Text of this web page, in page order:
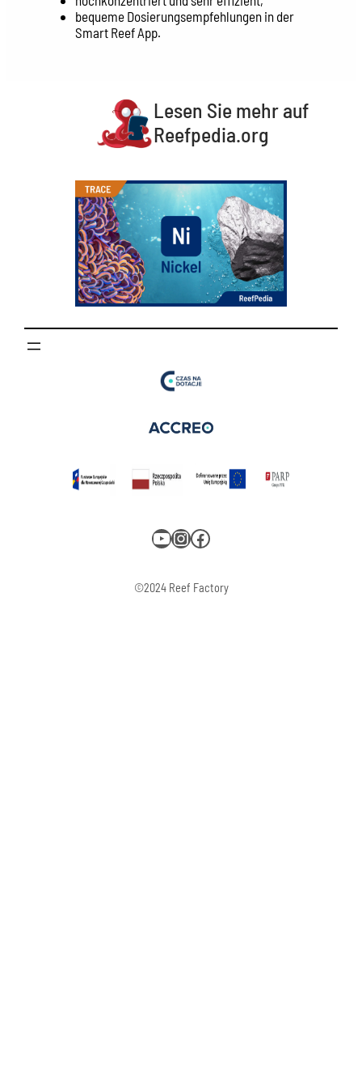
bequeme Dosierungsempfehlungen in der
Smart Reef App.
Lesen Sie mehr auf
Reefpedia.org
YouTube Instagram Facebook
©2024 Reef Factory